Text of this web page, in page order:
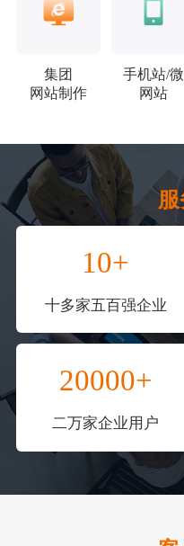
集团
网站制作
手机站/微
网站
服
10+
十多家五百强企业
20000+
二万家企业用户